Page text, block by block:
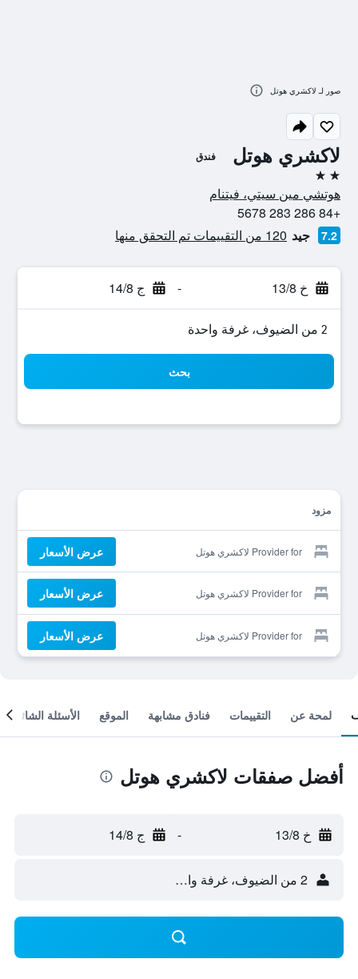
لاكشري هوتل فندق
2 نجمتين
هوتشي مين سيتي، فيتنام
+84 286 283 5678
7.2 جيد 120 من التقييمات تم التحقق منها
خ 13/8 - ج 14/8
2 من الضيوف، غرفة واحدة
بحث
مزود
Provider for لاكشري هوتل عرض الأسعار
Provider for لاكشري هوتل عرض الأسعار
Provider for لاكشري هوتل عرض الأسعار
صور لـ لاكشري هوتل
لمحة عن التقييمات فنادق مشابهة الموقع الأسئلة الشائعة
أفضل صفقات لاكشري هوتل
خ 13/8 - ج 14/8
2 من الضيوف، غرفة واحدة